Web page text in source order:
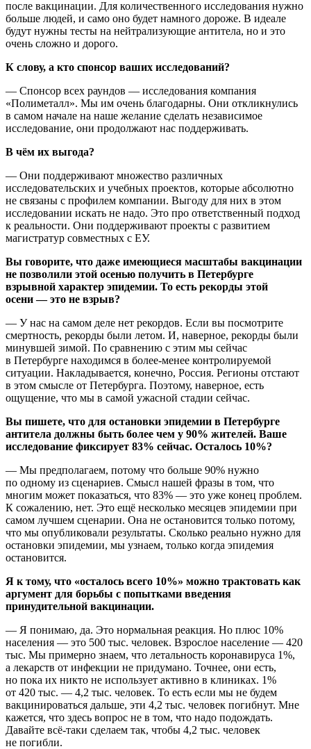
после вакцинации. Для количественного исследования нужно
больше людей, и само оно будет намного дороже. В идеале
будут нужны тесты на нейтрализующие антитела, но и это
очень сложно и дорого.
К слову, а кто спонсор ваших исследований?
— Спонсор всех раундов — исследования компания
«Полиметалл». Мы им очень благодарны. Они откликнулись
в самом начале на наше желание сделать независимое
исследование, они продолжают нас поддерживать.
В чём их выгода?
— Они поддерживают множество различных
исследовательских и учебных проектов, которые абсолютно
не связаны с профилем компании. Выгоду для них в этом
исследовании искать не надо. Это про ответственный подход
к реальности. Они поддерживают проекты с развитием
магистратур совместных с ЕУ.
Вы говорите, что даже имеющиеся масштабы вакцинации
не позволили этой осенью получить в Петербурге
взрывной характер эпидемии. То есть рекорды этой
осени — это не взрыв?
— У нас на самом деле нет рекордов. Если вы посмотрите
смертность, рекорды были летом. И, наверное, рекорды были
минувшей зимой. По сравнению с этим мы сейчас
в Петербурге находимся в более-менее контролируемой
ситуации. Накладывается, конечно, Россия. Регионы отстают
в этом смысле от Петербурга. Поэтому, наверное, есть
ощущение, что мы в самой ужасной стадии сейчас.
Вы пишете, что для остановки эпидемии в Петербурге
антитела должны быть более чем у 90% жителей. Ваше
исследование фиксирует 83% сейчас. Осталось 10%?
— Мы предполагаем, потому что больше 90% нужно
по одному из сценариев. Смысл нашей фразы в том, что
многим может показаться, что 83% — это уже конец проблем.
К сожалению, нет. Это ещё несколько месяцев эпидемии при
самом лучшем сценарии. Она не остановится только потому,
что мы опубликовали результаты. Сколько реально нужно для
остановки эпидемии, мы узнаем, только когда эпидемия
остановится.
Я к тому, что «осталось всего 10%» можно трактовать как
аргумент для борьбы с попытками введения
принудительной вакцинации.
— Я понимаю, да. Это нормальная реакция. Но плюс 10%
населения — это 500 тыс. человек. Взрослое население — 420
тыс. Мы примерно знаем, что летальность коронавируса 1%,
а лекарств от инфекции не придумано. Точнее, они есть,
но пока их никто не использует активно в клиниках. 1%
от 420 тыс. — 4,2 тыс. человек. То есть если мы не будем
вакцинироваться дальше, эти 4,2 тыс. человек погибнут. Мне
кажется, что здесь вопрос не в том, что надо подождать.
Давайте всё-таки сделаем так, чтобы 4,2 тыс. человек
не погибли.